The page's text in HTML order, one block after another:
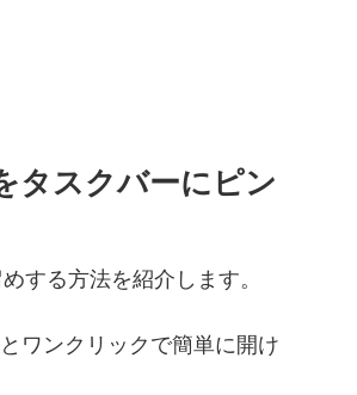
タスクバーにピン
する方法を紹介します。
ワンクリックで簡単に開け